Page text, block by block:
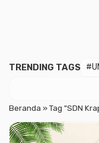
TRENDING TAGS
Beranda »Tag "SDN